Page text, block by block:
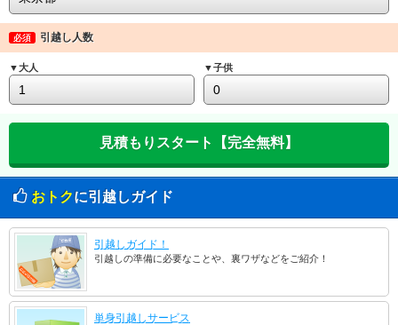
必須 引越し人数
▼大人 ▼子供
おトクに引越しガイド
引越しガイド！
引越しの準備に必要なことや、裏ワザなどをご紹介！
単身引越しサービス